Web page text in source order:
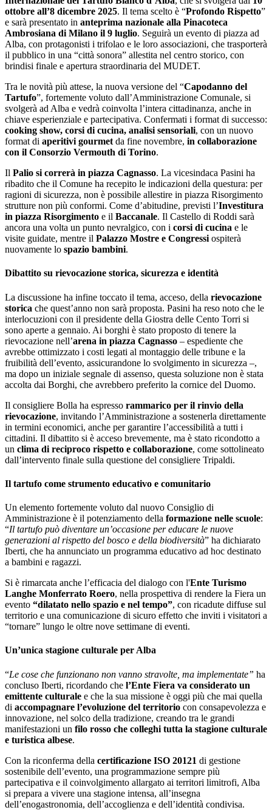
ottobre all’8 dicembre 2025. Il tema scelto è “Profondo Rispetto”
e sarà presentato in anteprima nazionale alla Pinacoteca
Ambrosiana di Milano il 9 luglio. Seguirà un evento di piazza ad
Alba, con protagonisti i trifolao e le loro associazioni, che trasporterà
il pubblico in una “città sonora” allestita nel centro storico, con
brindisi finale e apertura straordinaria del MUDET.
Tra le novità più attese, la nuova versione del “Capodanno del
Tartufo”, fortemente voluto dall’Amministrazione Comunale, si
svolgerà ad Alba e vedrà coinvolta l’intera cittadinanza, anche in
chiave esperienziale e partecipativa. Confermati i format di successo:
cooking show, corsi di cucina, analisi sensoriali, con un nuovo
format di aperitivi gourmet da fine novembre, in collaborazione
con il Consorzio Vermouth di Torino.
Il Palio si correrà in piazza Cagnasso. La vicesindaca Pasini ha
ribadito che il Comune ha recepito le indicazioni della questura: per
ragioni di sicurezza, non è possibile allestire in piazza Risorgimento
strutture non più conformi. Come d’abitudine, previsti l’Investitura
in piazza Risorgimento e il Baccanale. Il Castello di Roddi sarà
ancora una volta un punto nevralgico, con i corsi di cucina e le
visite guidate, mentre il Palazzo Mostre e Congressi ospiterà
nuovamente lo spazio bambini.
Dibattito su rievocazione storica, sicurezza e identità
La discussione ha infine toccato il tema, acceso, della rievocazione
storica che quest’anno non sarà proposta. Pasini ha reso noto che le
interlocuzioni con il presidente della Giostra delle Cento Torri si
sono aperte a gennaio. Ai borghi è stato proposto di tenere la
rievocazione nell’arena in piazza Cagnasso – espediente che
avrebbe ottimizzato i costi legati al montaggio delle tribune e la
fruibilità dell’evento, assicurandone lo svolgimento in sicurezza –,
ma dopo un iniziale segnale di assenso, questa soluzione non è stata
accolta dai Borghi, che avrebbero preferito la cornice del Duomo.
Il consigliere Bolla ha espresso rammarico per il rinvio della
rievocazione, invitando l’Amministrazione a sostenerla direttamente
in termini economici, anche per garantire l’accessibilità a tutti i
cittadini. Il dibattito si è acceso brevemente, ma è stato ricondotto a
un clima di reciproco rispetto e collaborazione, come sottolineato
dall’intervento finale sulla questione del consigliere Tripaldi.
Il tartufo come strumento educativo e comunitario
Un elemento fortemente voluto dal nuovo Consiglio di
Amministrazione è il potenziamento della formazione nelle scuole:
“Il tartufo può diventare un’occasione per educare le nuove
generazioni al rispetto del bosco e della biodiversità” ha dichiarato
Iberti, che ha annunciato un programma educativo ad hoc destinato
a bambini e ragazzi.
Si è rimarcata anche l’efficacia del dialogo con l'Ente Turismo
Langhe Monferrato Roero, nella prospettiva di rendere la Fiera un
evento “dilatato nello spazio e nel tempo”, con ricadute diffuse sul
territorio e una comunicazione di sicuro effetto che inviti i visitatori a
“tornare” lungo le oltre nove settimane di eventi.
Un’unica stagione culturale per Alba
“Le cose che funzionano non vanno stravolte, ma implementate” ha
concluso Iberti, ricordando che l’Ente Fiera va considerato un
emittente culturale e che la sua missione è oggi più che mai quella
di accompagnare l’evoluzione del territorio con consapevolezza e
innovazione, nel solco della tradizione, creando tra le grandi
manifestazioni un filo rosso che colleghi tutta la stagione culturale
e turistica albese.
Con la riconferma della certificazione ISO 20121 di gestione
sostenibile dell’evento, una programmazione sempre più
partecipativa e il coinvolgimento allargato ai territori limitrofi, Alba
si prepara a vivere una stagione intensa, all’insegna
dell’enogastronomia, dell’accoglienza e dell’identità condivisa.